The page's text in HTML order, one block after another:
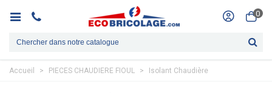
0
Accueil > PIECES CHAUDIERE FIOUL > Isolant Chaudière